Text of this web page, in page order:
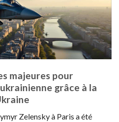
majeures pour
grâce à la
Zelensky à Paris a été